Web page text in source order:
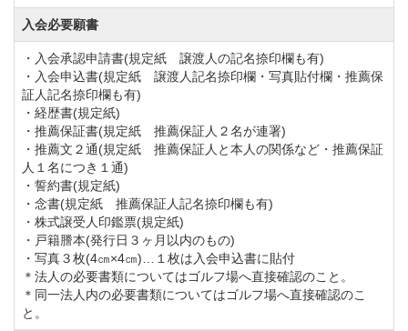
開催予定）申請分までとする。
令和3年4月23日までに書類を提出した場合は旧料金を
適用するが、それ以降の提出は新料金となる。
◆周辺ゴルフ場
「四街道ゴルフ倶楽部」「麻倉ゴルフ倶楽部 」「袖ヶ
浦カンツリークラブ新袖コース
ラブ」
◆交通機関
・自動車をご利用の場合
東関東自動車道千葉北ICより5.0km(約15分)
入会必要願書
・入会承認申請書(規定紙 譲渡人の記名捺印欄も有)
・入会申込書(規定紙 譲渡人記名捺印欄・写真貼付欄・推薦保
証人記名捺印欄も有)
・経歴書(規定紙)
・推薦保証書(規定紙 推薦保証人２名が連署)
・推薦文２通(規定紙 推薦保証人と本人の関係など・推薦保証
人１名につき１通)
・誓約書(規定紙)
・念書(規定紙 推薦保証人記名捺印欄も有)
・株式譲受人印鑑票(規定紙)
・戸籍謄本(発行日３ヶ月以内のもの)
・写真３枚(4㎝×4㎝)…１枚は入会申込書に貼付
＊法人の必要書類についてはゴルフ場へ直接確認のこと。
＊同一法人内の必要書類についてはゴルフ場へ直接確認のこ
と。